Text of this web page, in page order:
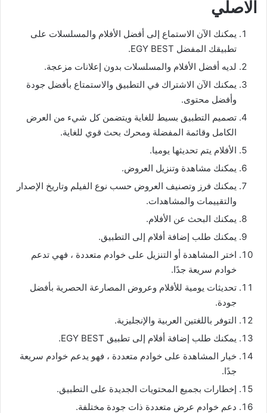
الاصلي
يمكنك الآن الاستماع إلى أفضل الأفلام والمسلسلات على
تطبيقك المفضل EGY BEST.
لديه أفضل الأفلام والمسلسلات بدون إعلانات مزعجة.
يمكنك الآن الاشتراك في التطبيق والاستمتاع بأفضل جودة
وأفضل محتوى.
تصميم التطبيق بسيط للغاية ويتضمن كل شيء من العرض
الكامل وقائمة المفضلة ومحرك بحث قوي للغاية.
الأفلام يتم تحديثها يوميا.
يمكنك مشاهدة وتنزيل العروض.
يمكنك فرز وتصنيف العروض حسب نوع الفيلم وتاريخ الإصدار
والتقييمات والمشاهدات.
يمكنك البحث عن الأفلام.
يمكنك طلب إضافة أفلام إلى التطبيق.
اختر المشاهدة أو التنزيل على خوادم متعددة ، فهي تدعم
خوادم سريعة جدًا.
تحديثات يومية للأفلام وعروض المصارعة الحصرية بأفضل
جودة.
التوفر باللغتين العربية والإنجليزية.
يمكنك طلب إضافة أفلام إلى تطبيق EGY BEST.
خيار المشاهدة على خوادم متعددة ، فهو يدعم خوادم سريعة
جدًا.
إخطارات بجميع المحتويات الجديدة على التطبيق.
دعم خوادم عرض متعددة ذات جودة مختلفة.